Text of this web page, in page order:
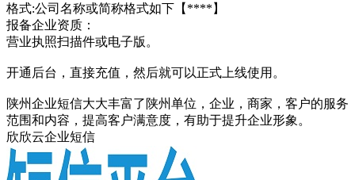
格式:公司名称或简称格式如下【****】
报备企业资质：
营业执照扫描件或电子版。
开通后台，直接充值，然后就可以正式上线使用。
陕州企业短信大大丰富了陕州单位，企业，商家，客户的服务
范围和内容，提高客户满意度，有助于提升企业形象。
欣欣云企业短信